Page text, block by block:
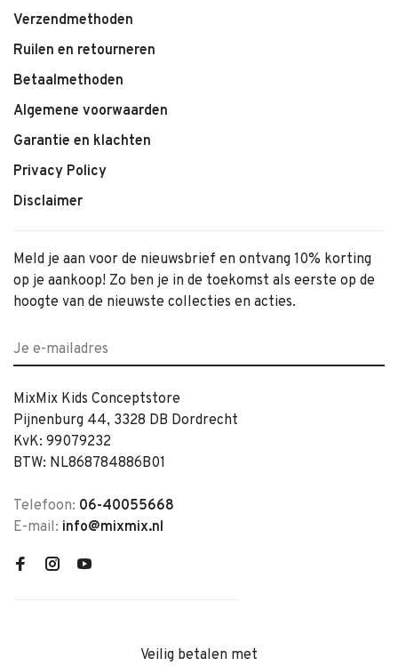
Verzendmethoden
Ruilen en retourneren
Betaalmethoden
Algemene voorwaarden
Garantie en klachten
Privacy Policy
Disclaimer
Meld je aan voor de nieuwsbrief en ontvang 10% korting
op je aankoop! Zo ben je in de toekomst als eerste op de
hoogte van de nieuwste collecties en acties.
MixMix Kids Conceptstore
Pijnenburg 44, 3328 DB Dordrecht
KvK: 99079232
BTW: NL868784886B01
Telefoon: 06-40055668
E-mail: info@mixmix.nl
Veilig betalen met